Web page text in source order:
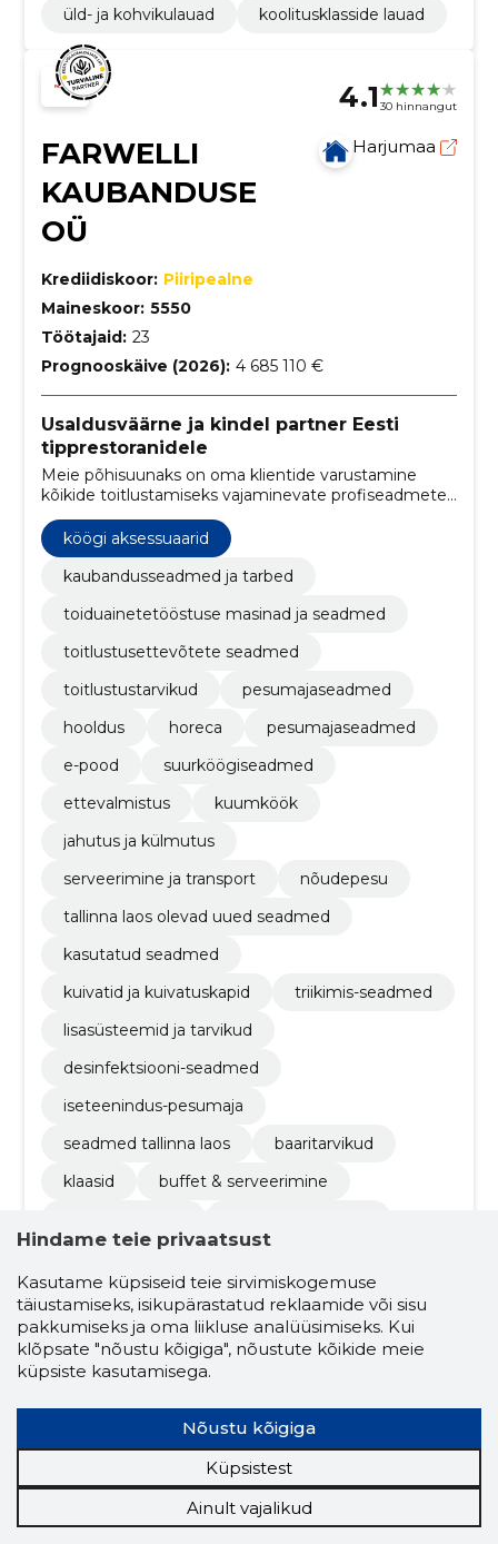
üld- ja kohvikulauad
koolitusklasside lauad
4.1 30 hinnangut
FARWELLI
KAUBANDUSE
OÜ
Harjumaa
Krediidiskoor: Piiripealne
Maineskoor: 5550
Töötajaid: 23
Prognooskäive (2026): 4 685 110 €
Usaldusväärne ja kindel partner Eesti
tipprestoranidele
Meie põhisuunaks on oma klientide varustamine
kõikide toitlustamiseks vajaminevate profiseadmete
ja väikevahenditega.
köögi aksessuaarid
kaubandusseadmed ja tarbed
toiduainetetööstuse masinad ja seadmed
toitlustusettevõtete seadmed
toitlustustarvikud
pesumajaseadmed
hooldus
horeca
pesumajaseadmed
e-pood
suurköögi­seadmed
ettevalmistus
kuumköök
jahutus ja külmutus
serveerimine ja transport
nõudepesu
tallinna laos olevad uued seadmed
kasutatud seadmed
kuivatid ja kuivatuskapid
triikimis-seadmed
lisasüsteemid ja tarvikud
desinfektsiooni-seadmed
iseteenindus-pesumaja
seadmed tallinna laos
baaritarvikud
klaasid
buffet & serveerimine
4.4796 hinnangut
Krediidiskoor: Usaldusväärne
5430
Hindame teie privaatsust
Kasutame küpsiseid teie sirvimiskogemuse
täiustamiseks, isikupärastatud reklaamide või sisu
pakkumiseks ja oma liikluse analüüsimiseks. Kui
klõpsate "nõustu kõigiga", nõustute kõikide meie
küpsiste kasutamisega.
Nõustu kõigiga
Küpsistest
Ainult vajalikud